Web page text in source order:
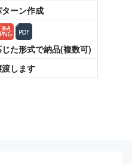
ーン作成
た形式で納品(複数可)
します